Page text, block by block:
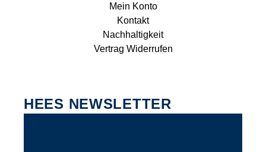
Mein Konto
Kontakt
Nachhaltigkeit
Vertrag Widerrufen
HEES NEWSLETTER